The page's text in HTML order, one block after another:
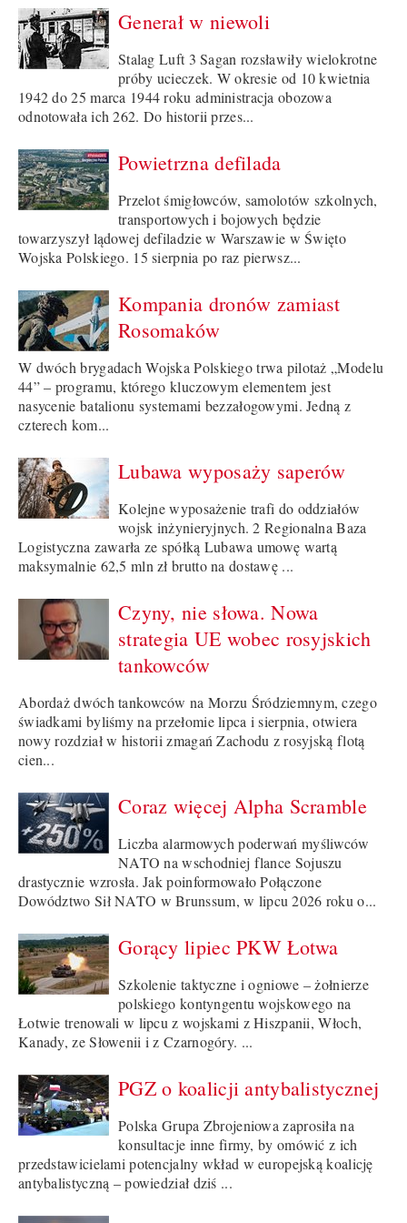
Generał w niewoli
Stalag Luft 3 Sagan rozsławiły wielokrotne
próby ucieczek. W okresie od 10 kwietnia
1942 do 25 marca 1944 roku administracja obozowa
odnotowała ich 262. Do historii przes...
Powietrzna defilada
Przelot śmigłowców, samolotów szkolnych,
transportowych i bojowych będzie
towarzyszył lądowej defiladzie w Warszawie w Święto
Wojska Polskiego. 15 sierpnia po raz pierwsz...
Kompania dronów zamiast
Rosomaków
W dwóch brygadach Wojska Polskiego trwa pilotaż „Modelu
44” – programu, którego kluczowym elementem jest
nasycenie batalionu systemami bezzałogowymi. Jedną z
czterech kom...
Lubawa wyposaży saperów
Kolejne wyposażenie trafi do oddziałów
wojsk inżynieryjnych. 2 Regionalna Baza
Logistyczna zawarła ze spółką Lubawa umowę wartą
maksymalnie 62,5 mln zł brutto na dostawę ...
Czyny, nie słowa. Nowa
strategia UE wobec rosyjskich
tankowców
Abordaż dwóch tankowców na Morzu Śródziemnym, czego
świadkami byliśmy na przełomie lipca i sierpnia, otwiera
nowy rozdział w historii zmagań Zachodu z rosyjską flotą
cien...
Coraz więcej Alpha Scramble
Liczba alarmowych poderwań myśliwców
NATO na wschodniej flance Sojuszu
drastycznie wzrosła. Jak poinformowało Połączone
Dowództwo Sił NATO w Brunssum, w lipcu 2026 roku o...
Gorący lipiec PKW Łotwa
Szkolenie taktyczne i ogniowe – żołnierze
polskiego kontyngentu wojskowego na
Łotwie trenowali w lipcu z wojskami z Hiszpanii, Włoch,
Kanady, ze Słowenii i z Czarnogóry. ...
PGZ o koalicji antybalistycznej
Polska Grupa Zbrojeniowa zaprosiła na
konsultacje inne firmy, by omówić z ich
przedstawicielami potencjalny wkład w europejską koalicję
antybalistyczną – powiedział dziś ...